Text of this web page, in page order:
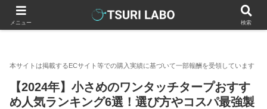
釣りラボマガジン テント 【2024年】小さめのワンタッチター
【2024年】小さめのワンタッチタープおすす
め人気ランキング6選！選び方やコスパ最強製
メニュー 検索